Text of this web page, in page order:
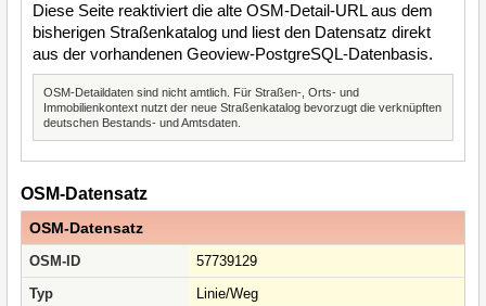
Diese Seite reaktiviert die alte OSM-Detail-URL aus dem
bisherigen Straßenkatalog und liest den Datensatz direkt
aus der vorhandenen Geoview-PostgreSQL-Datenbasis.
OSM-Detaildaten sind nicht amtlich. Für Straßen-, Orts- und
Immobilienkontext nutzt der neue Straßenkatalog bevorzugt die verknüpften
deutschen Bestands- und Amtsdaten.
OSM-Datensatz
OSM-Datensatz
OSM-ID
57739129
Typ
Linie/Weg